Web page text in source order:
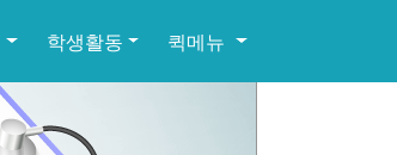
학생활동 퀵메뉴